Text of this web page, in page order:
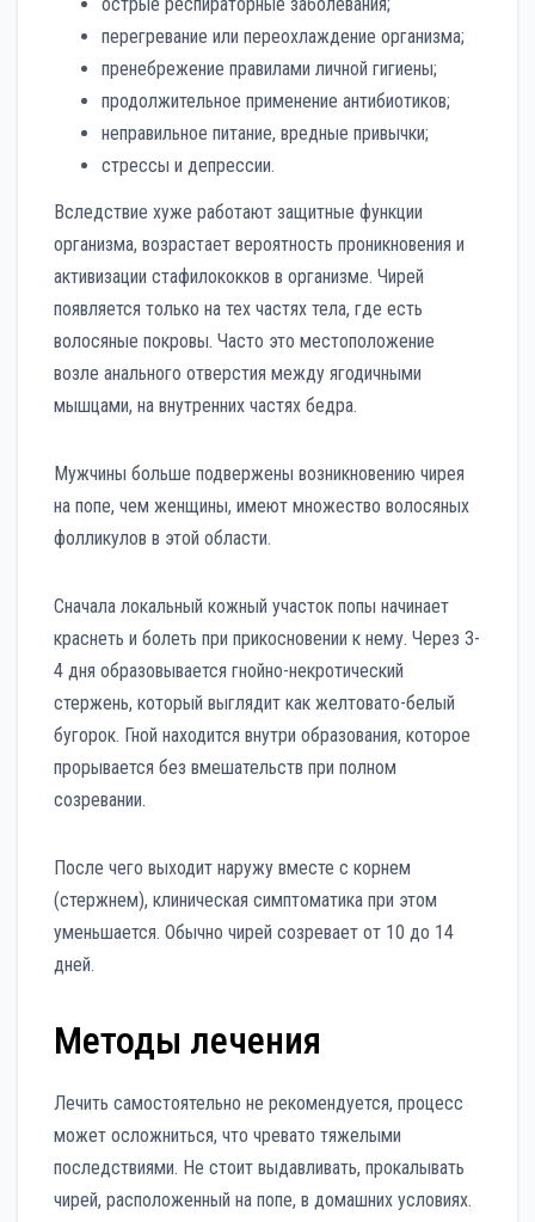
перегревание или переохлаждение организма;
пренебрежение правилами личной гигиены;
продолжительное применение антибиотиков;
неправильное питание, вредные привычки;
стрессы и депрессии.
Вследствие хуже работают защитные функции
организма, возрастает вероятность проникновения и
активизации стафилококков в организме. Чирей
появляется только на тех частях тела, где есть
волосяные покровы. Часто это местоположение
возле анального отверстия между ягодичными
мышцами, на внутренних частях бедра.
Мужчины больше подвержены возникновению чирея
на попе, чем женщины, имеют множество волосяных
фолликулов в этой области.
Сначала локальный кожный участок попы начинает
краснеть и болеть при прикосновении к нему. Через 3-
4 дня образовывается гнойно-некротический
стержень, который выглядит как желтовато-белый
бугорок. Гной находится внутри образования, которое
прорывается без вмешательств при полном
созревании.
После чего выходит наружу вместе с корнем
(стержнем), клиническая симптоматика при этом
уменьшается. Обычно чирей созревает от 10 до 14
дней.
Методы лечения
Лечить самостоятельно не рекомендуется, процесс
может осложниться, что чревато тяжелыми
последствиями. Не стоит выдавливать, прокалывать
чирей, расположенный на попе, в домашних условиях.